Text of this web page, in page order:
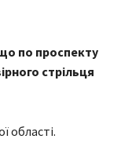
що по проспекту
стрільця
області.